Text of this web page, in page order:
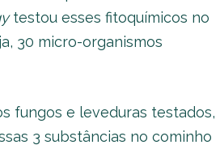
testou esses fitoquímicos no
30 micro-organismos
fungos e leveduras testados,
3 substâncias no cominho